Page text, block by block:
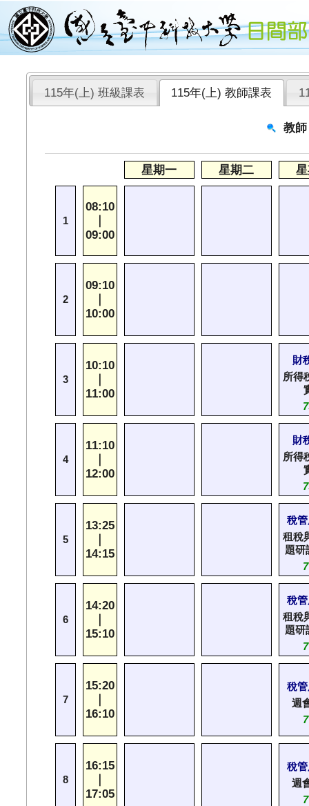
115年(上) 班級課表 115年(上) 教師課表
教師
星期一 星期二
1
08:10
09:00
2
09:10
10:00
3
10:10
11:00
財
所得
4
11:10
12:00
財
所得
5
13:25
14:15
稅
租稅
題研
6
14:20
15:10
稅
租稅
題研
7
15:20
16:10
稅
週
8
16:15
17:05
稅
週